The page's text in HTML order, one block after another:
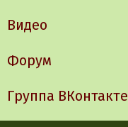
Видео
Форум
Группа ВКонтакте